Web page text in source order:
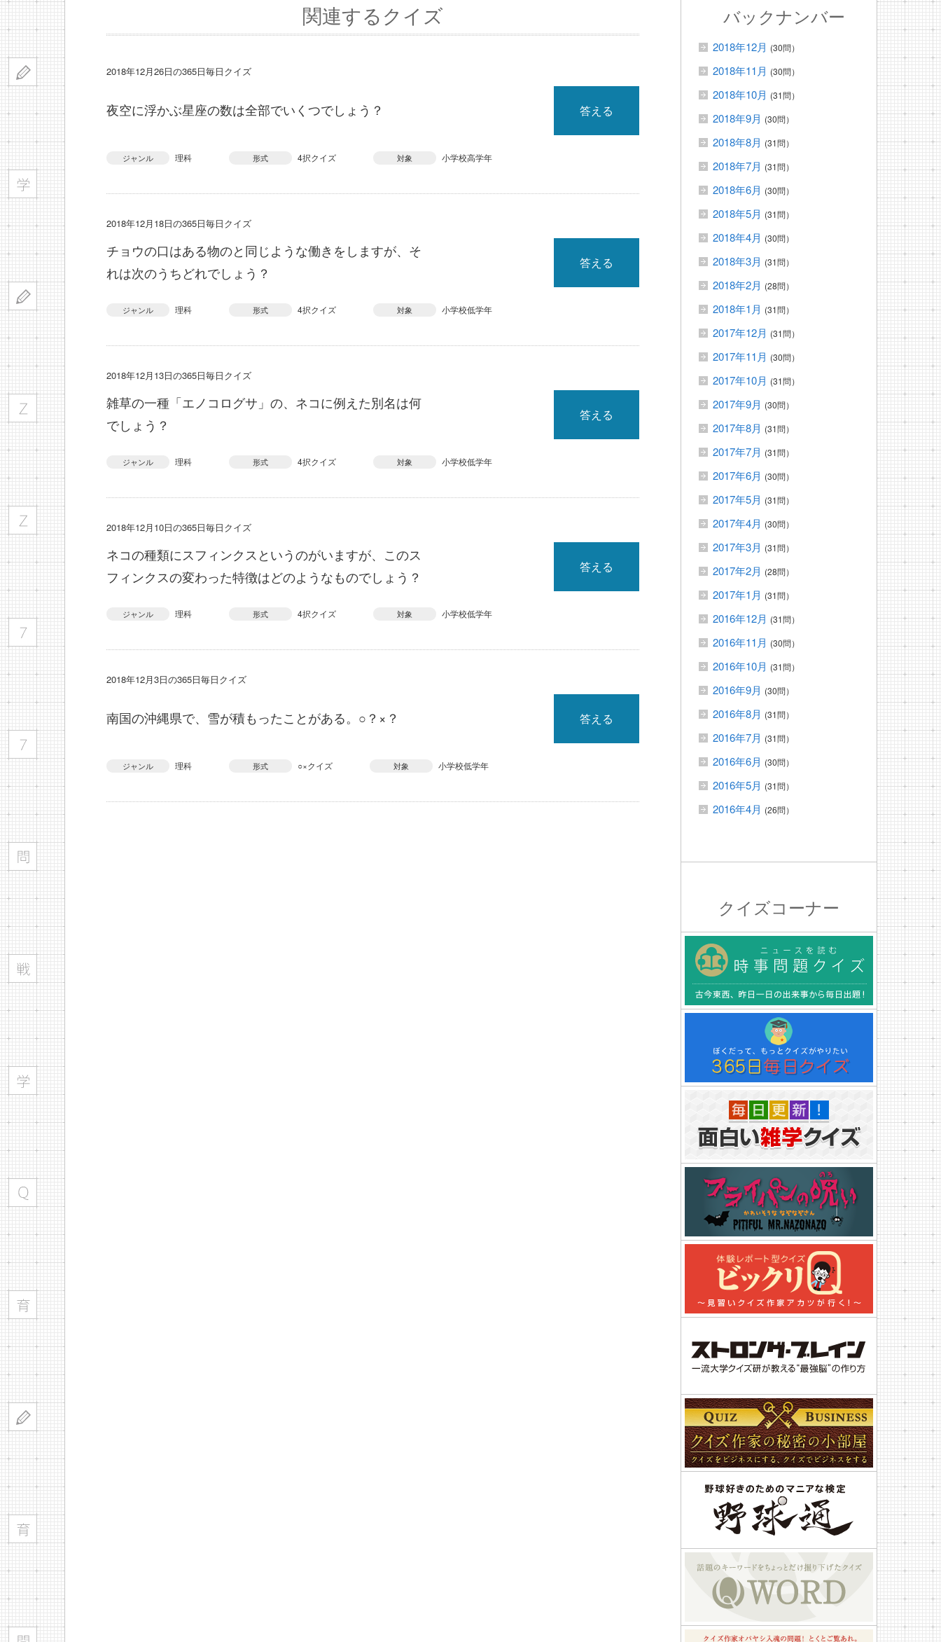
関連するクイズ
2018年12月26日の365日毎日クイズ
夜空に浮かぶ星座の数は全部でいくつでしょう？ 答える
ジャンル 理科 形式 4択クイズ 対象 小学校高学年
2018年12月18日の365日毎日クイズ
チョウの口はある物のと同じような働きをしますが、そ
れは次のうちどれでしょう？
答える
ジャンル 理科 形式 4択クイズ 対象 小学校低学年
2018年12月13日の365日毎日クイズ
雑草の一種「エノコログサ」の、ネコに例えた別名は何
でしょう？
答える
ジャンル 理科 形式 4択クイズ 対象 小学校低学年
2018年12月10日の365日毎日クイズ
ネコの種類にスフィンクスというのがいますが、このス
フィンクスの変わった特徴はどのようなものでしょう？
答える
ジャンル 理科 形式 4択クイズ 対象 小学校低学年
2018年12月3日の365日毎日クイズ
南国の沖縄県で、雪が積もったことがある。○？×？ 答える
ジャンル 理科 形式 ○×クイズ 対象 小学校低学年
バックナンバー
2018年12月 (30問）
2018年11月 (30問）
2018年10月 (31問）
2018年9月 (30問）
2018年8月 (31問）
2018年7月 (31問）
2018年6月 (30問）
2018年5月 (31問）
2018年4月 (30問）
2018年3月 (31問）
2018年2月 (28問）
2018年1月 (31問）
2017年12月 (31問）
2017年11月 (30問）
2017年10月 (31問）
2017年9月 (30問）
2017年8月 (31問）
2017年7月 (31問）
2017年6月 (30問）
2017年5月 (31問）
2017年4月 (30問）
2017年3月 (31問）
2017年2月 (28問）
2017年1月 (31問）
2016年12月 (31問）
2016年11月 (30問）
2016年10月 (31問）
2016年9月 (30問）
2016年8月 (31問）
2016年7月 (31問）
2016年6月 (30問）
2016年5月 (31問）
2016年4月 (26問）
クイズコーナー